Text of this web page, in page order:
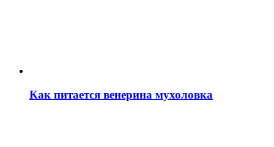
Как питается венерина мухоловка